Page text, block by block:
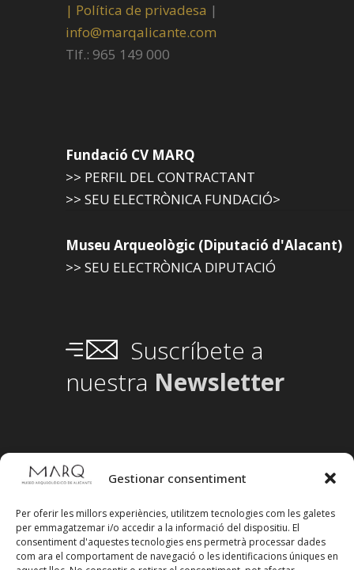
Gestionar consentiment
Per oferir les millors experiències, utilitzem tecnologies com les galetes
per emmagatzemar i/o accedir a la informació del dispositiu. El
consentiment d'aquestes tecnologies ens permetrà processar dades
com ara el comportament de navegació o les identificacions úniques en
| Política de privadesa |
info@marqalicante.com
Tlf.: 965 149 000
Fundació CV MARQ
>> PERFIL DEL CONTRACTANT
>> SEU ELECTRÒNICA FUNDACIÓ>
Museu Arqueològic (Diputació d'Alacant)
>> SEU ELECTRÒNICA DIPUTACIÓ
Suscríbete a
nuestra Newsletter